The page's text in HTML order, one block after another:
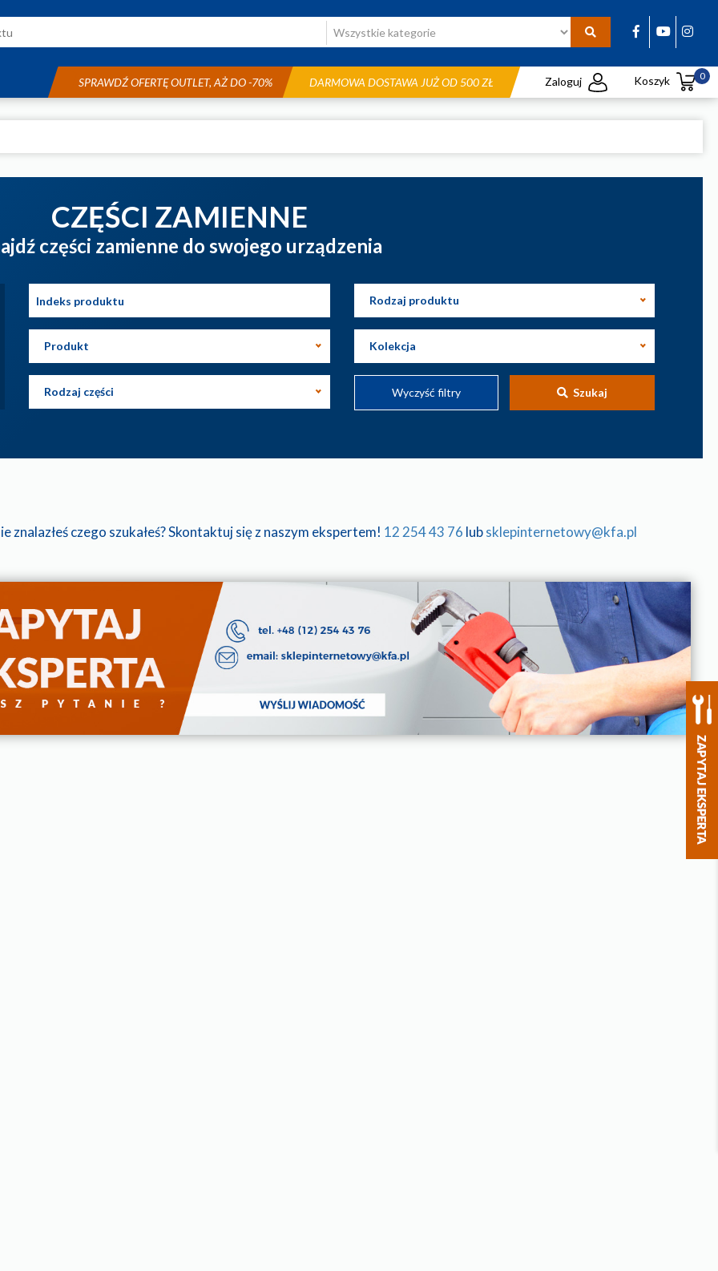
SPRAWDŹ OFERTĘ OUTLET, AŻ DO -70% DARMOWA DOSTAWA JUŻ OD 500 ZŁ Zaloguj Koszyk 0
CZĘŚCI ZAMIENNE
części zamienne do swojego urządzenia
Rodzaj produktu
Produkt Kolekcja
Rodzaj części Wyczyść filtry Szukaj
znalazłeś czego szukałeś? Skontaktuj się z naszym ekspertem! 12 254 43 76 lubsklepinternetowy@kfa.pl